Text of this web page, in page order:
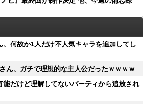
、何故か1人だけ不人気キャラを追加してし
ん、ガチで理想的な主人公だったｗｗｗｗ
能だけど理解してないパーティから追放され